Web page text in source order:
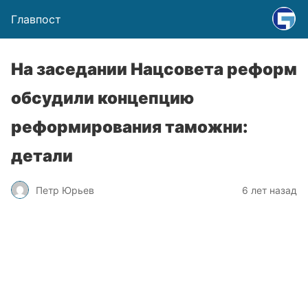
Главпост
На заседании Нацсовета реформ
обсудили концепцию
реформирования таможни:
детали
Петр Юрьев 6 лет назад